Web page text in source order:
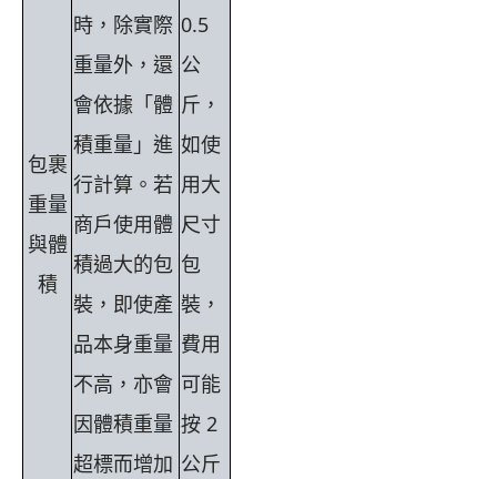
包裹
重量
與體
積
時，除實際
重量外，還
會依據「體
積重量」進
行計算。若
商戶使用體
積過大的包
裝，即使產
品本身重量
不高，亦會
因體積重量
超標而增加
0.5
公
斤，
如使
用大
尺寸
包
裝，
費用
可能
按 2
公斤